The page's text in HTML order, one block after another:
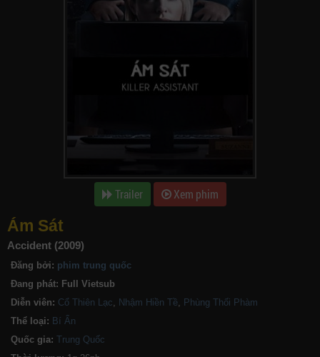
Trailer Xem phim
Ám Sát
Accident (2009)
Đăng bởi: phim trung quốc
Đang phát: Full Vietsub
Diễn viên: Cổ Thiên Lạc, Nhậm Hiền Tề, Phùng Thối Phàm
Thể loại: Bí Ẩn
Quốc gia: Trung Quốc